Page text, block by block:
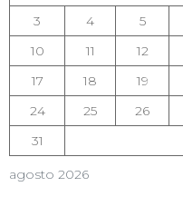
agosto 2026
3
4 5
10
11 12
17
18 19
24
25 26
31